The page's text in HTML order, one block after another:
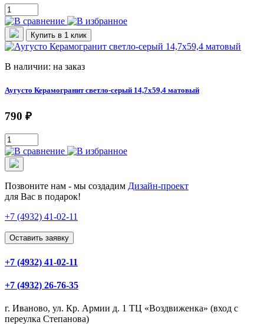
Купить в 1 клик
В наличии: на заказ
Аугусто Керамогранит светло-серый 14,7х59,4 матовый
790 ₽
Позвоните нам - мы создадим Дизайн-проект
для Вас в подарок!
+7 (4932) 41-02-11
Оставить заявку
+7 (4932) 41-02-11
+7 (4932) 26-76-35
г. Иваново, ул. Кр. Армии д. 1 ТЦ «Воздвиженка» (вход с
переулка Степанова)